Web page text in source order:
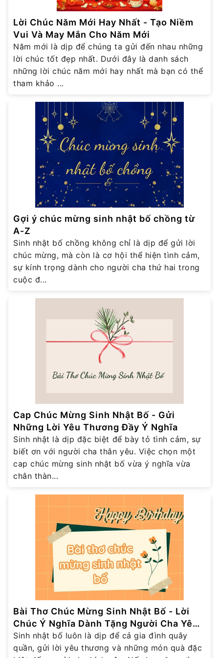
Lời Chúc Năm Mới Hay Nhất - Tạo Niềm
Vui Và May Mắn Cho Năm Mới
Năm mới là dịp để chúng ta gửi đến nhau những
lời chúc tốt đẹp nhất. Dưới đây là danh sách
những lời chúc năm mới hay nhất mà bạn có thể
tham khảo ...
Gợi ý chúc mừng sinh nhật bố chồng từ
A-Z
Sinh nhật bố chồng không chỉ là dịp để gửi lời
chúc mừng, mà còn là cơ hội thể hiện tình cảm,
sự kính trọng dành cho người cha thứ hai trong
cuộc đ...
Cap Chúc Mừng Sinh Nhật Bố - Gửi
Những Lời Yêu Thương Đầy Ý Nghĩa
Sinh nhật là dịp đặc biệt để bày tỏ tình cảm, sự
biết ơn với người cha thân yêu. Việc chọn một
cap chúc mừng sinh nhật bố vừa ý nghĩa vừa
chân thàn...
Bài Thơ Chúc Mừng Sinh Nhật Bố - Lời
Chúc Ý Nghĩa Dành Tặng Người Cha Yêu
Thương
Sinh nhật bố luôn là dịp để cả gia đình quây
quần, gửi lời yêu thương và những món quà đặc